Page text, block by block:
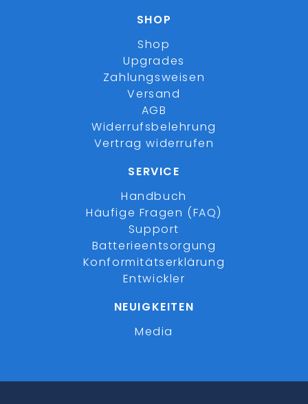
SHOP
Shop
Upgrades
Zahlungsweisen
Versand
AGB
Widerrufsbelehrung
Vertrag widerrufen
SERVICE
Handbuch
Häufige Fragen (FAQ)
Support
Batterieentsorgung
Konformitätserklärung
Entwickler
NEUIGKEITEN
Media